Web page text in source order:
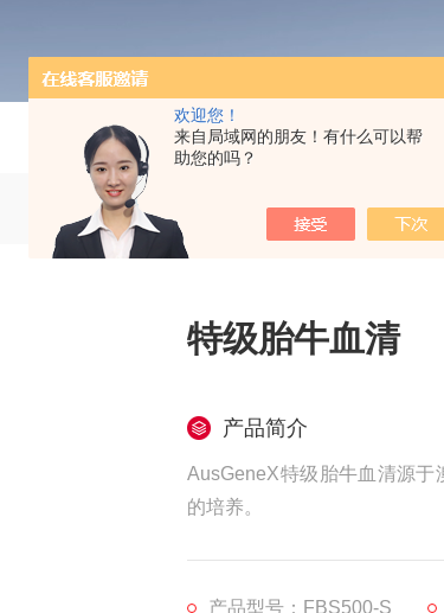
欢迎您！
来自局域网的朋友！有什么可以帮
助您的吗？
当
特级胎牛血清
产品简介
AusGeneX特级胎牛血清源
的培养。
产品型号：FBS500-S